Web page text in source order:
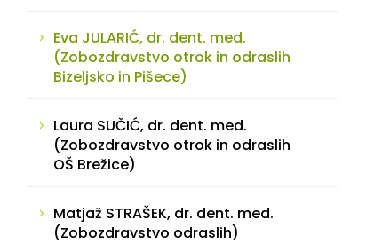
Eva JULARIĆ, dr. dent. med.
(Zobozdravstvo otrok in odraslih
Bizeljsko in Pišece)
Laura SUČIĆ, dr. dent. med.
(Zobozdravstvo otrok in odraslih
OŠ Brežice)
Matjaž STRAŠEK, dr. dent. med.
(Zobozdravstvo odraslih)